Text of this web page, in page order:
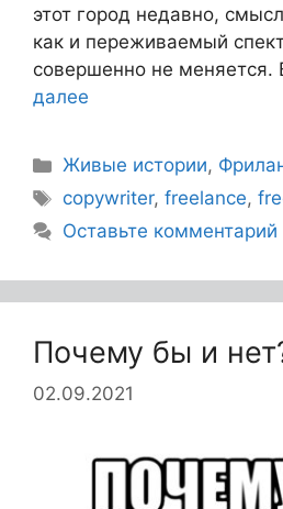
этот город недавно,
как и переживаемый
совершенно не меняется.
далее
Живые истории,
copywriter,freelance,
Оставьте комментарий
Почему бы и
02.09.2021